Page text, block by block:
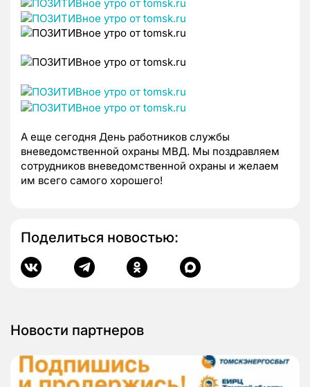
А еще сегодня День работников службы
вневедомственной охраны МВД. Мы поздравляем
сотрудников вневедомственной охраны и желаем
им всего самого хорошего!
Поделиться новостью:
Новости партнеров